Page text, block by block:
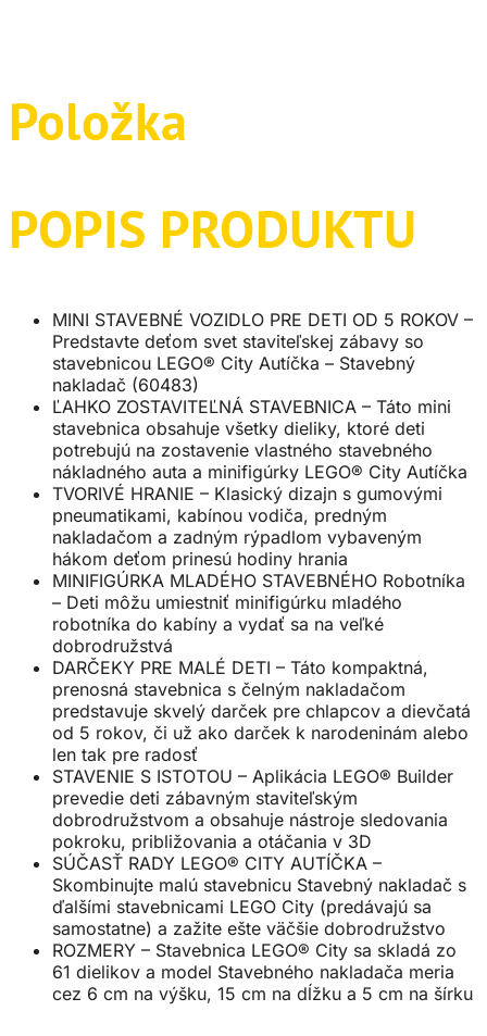
Položka
POPIS PRODUKTU
MINI STAVEBNÉ VOZIDLO PRE DETI OD 5 ROKOV –
Predstavte deťom svet staviteľskej zábavy so
stavebnicou LEGO® City Autíčka – Stavebný
nakladač (60483)
ĽAHKO ZOSTAVITEĽNÁ STAVEBNICA – Táto mini
stavebnica obsahuje všetky dieliky, ktoré deti
potrebujú na zostavenie vlastného stavebného
nákladného auta a minifigúrky LEGO® City Autíčka
TVORIVÉ HRANIE – Klasický dizajn s gumovými
pneumatikami, kabínou vodiča, predným
nakladačom a zadným rýpadlom vybaveným
hákom deťom prinesú hodiny hrania
MINIFIGÚRKA MLADÉHO STAVEBNÉHO Robotníka
– Deti môžu umiestniť minifigúrku mladého
robotníka do kabíny a vydať sa na veľké
dobrodružstvá
DARČEKY PRE MALÉ DETI – Táto kompaktná,
prenosná stavebnica s čelným nakladačom
predstavuje skvelý darček pre chlapcov a dievčatá
od 5 rokov, či už ako darček k narodeninám alebo
len tak pre radosť
STAVENIE S ISTOTOU – Aplikácia LEGO® Builder
prevedie deti zábavným staviteľským
dobrodružstvom a obsahuje nástroje sledovania
pokroku, približovania a otáčania v 3D
SÚČASŤ RADY LEGO® CITY AUTÍČKA –
Skombinujte malú stavebnicu Stavebný nakladač s
ďalšími stavebnicami LEGO City (predávajú sa
samostatne) a zažite ešte väčšie dobrodružstvo
ROZMERY – Stavebnica LEGO® City sa skladá zo
61 dielikov a model Stavebného nakladača meria
cez 6 cm na výšku, 15 cm na dĺžku a 5 cm na šírku